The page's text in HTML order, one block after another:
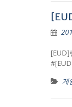
[EUD]
게